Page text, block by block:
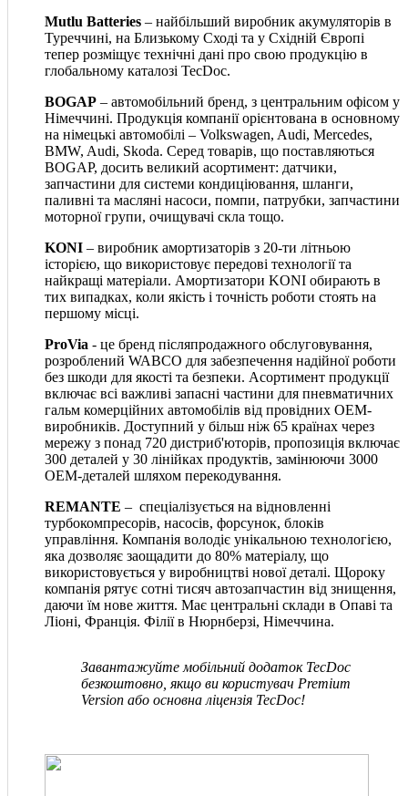
Mutlu Batteries – найбільший виробник акумуляторів в
Туреччині, на Близькому Сході та у Східній Європі
тепер розміщує технічні дані про свою продукцію в
глобальному каталозі TecDoc.
BOGAP – автомобільний бренд, з центральним офісом у
Німеччині. Продукція компанії орієнтована в основному
на німецькі автомобілі – Volkswagen, Audi, Mercedes,
BMW, Audi, Skoda. Серед товарів, що поставляються
BOGAP, досить великий асортимент: датчики,
запчастини для системи кондиціювання, шланги,
паливні та масляні насоси, помпи, патрубки, запчастини
моторної групи, очищувачі скла тощо.
KONI – виробник амортизаторів з 20-ти літньою
історією, що використовує передові технології та
найкращі матеріали. Амортизатори KONI обирають в
тих випадках, коли якість і точність роботи стоять на
першому місці.
ProVia - це бренд післяпродажного обслуговування,
розроблений WABCO для забезпечення надійної роботи
без шкоди для якості та безпеки. Асортимент продукції
включає всі важливі запасні частини для пневматичних
гальм комерційних автомобілів від провідних OEM-
виробників. Доступний у більш ніж 65 країнах через
мережу з понад 720 дистриб'юторів, пропозиція включає
300 деталей у 30 лінійках продуктів, замінюючи 3000
OEM-деталей шляхом перекодування.
REMANTE – спеціалізується на відновленні
турбокомпресорів, насосів, форсунок, блоків
управління. Компанія володіє унікальною технологією,
яка дозволяє заощадити до 80% матеріалу, що
використовується у виробництві нової деталі. Щороку
компанія рятує сотні тисяч автозапчастин від знищення,
даючи їм нове життя. Має центральні склади в Опаві та
Ліоні, Франція. Філії в Нюрнберзі, Німеччина.
Завантажуйте мобільний додаток TecDoc
безкоштовно, якщо ви користувач Premium
Version або основна ліцензія TecDoc!